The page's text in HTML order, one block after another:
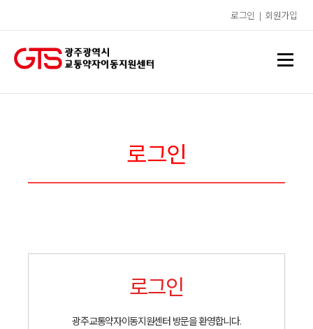
로그인 | 회원가입
로그인
로그인
광주교통약자이동지원센터 방문을 환영합니다.